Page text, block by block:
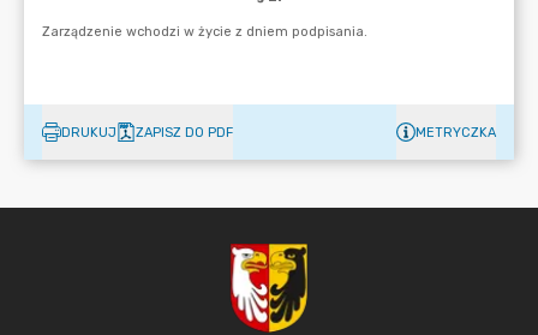
DRUKUJ ZAPISZ DO PDF METRYCZKA